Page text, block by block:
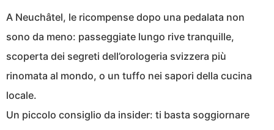
A Neuchâtel, le ricompense dopo una pedalata non
sono da meno: passeggiate lungo rive tranquille,
scoperta dei segreti dell’orologeria svizzera più
rinomata al mondo, o un tuffo nei sapori della cucina
locale.
Un piccolo consiglio da insider: ti basta soggiornare